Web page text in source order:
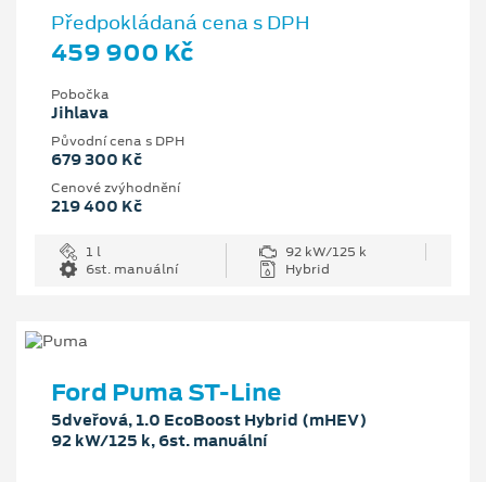
Předpokládaná cena s DPH
459 900 Kč
Pobočka
Jihlava
Původní cena s DPH
679 300 Kč
Cenové zvýhodnění
219 400 Kč
1 l
92 kW/125 k
6st. manuální
Hybrid
Ford Puma ST-Line
5dveřová, 1.0 EcoBoost Hybrid (mHEV)
92 kW/125 k, 6st. manuální